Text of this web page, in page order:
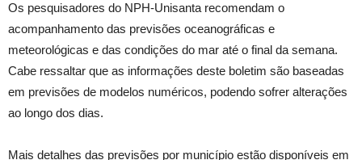
Os pesquisadores do NPH-Unisanta recomendam o
acompanhamento das previsões oceanográficas e
meteorológicas e das condições do mar até o final da semana.
Cabe ressaltar que as informações deste boletim são baseadas
em previsões de modelos numéricos, podendo sofrer alterações
ao longo dos dias.
Mais detalhes das previsões por município estão disponíveis em